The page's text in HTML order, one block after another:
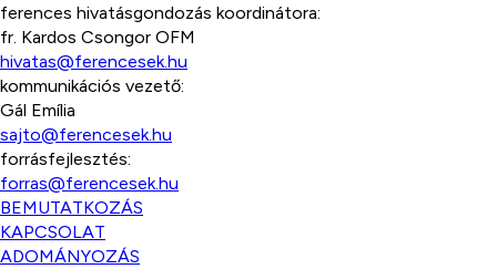
ferences hivatásgondozás koordinátora:
fr. Kardos Csongor OFM
hivatas@ferencesek.hu
kommunikációs vezető:
Gál Emília
sajto@ferencesek.hu
forrásfejlesztés:
forras@ferencesek.hu
BEMUTATKOZÁS
KAPCSOLAT
ADOMÁNYOZÁS